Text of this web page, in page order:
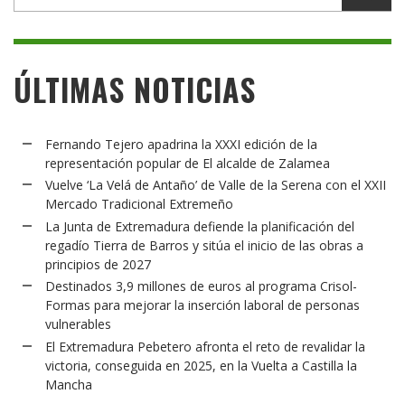
ÚLTIMAS NOTICIAS
Fernando Tejero apadrina la XXXI edición de la
representación popular de El alcalde de Zalamea
Vuelve ‘La Velá de Antaño’ de Valle de la Serena con el XXII
Mercado Tradicional Extremeño
La Junta de Extremadura defiende la planificación del
regadío Tierra de Barros y sitúa el inicio de las obras a
principios de 2027
Destinados 3,9 millones de euros al programa Crisol-
Formas para mejorar la inserción laboral de personas
vulnerables
El Extremadura Pebetero afronta el reto de revalidar la
victoria, conseguida en 2025, en la Vuelta a Castilla la
Mancha